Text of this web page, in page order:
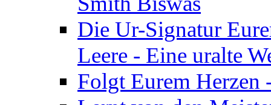
Die Ur-Signatur
Leere - Eine uralte
Folgt Eurem